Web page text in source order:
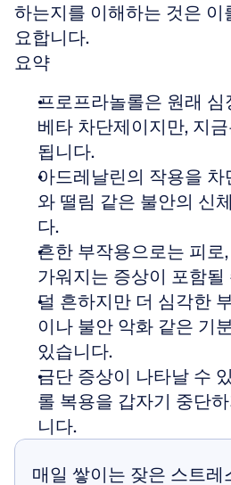
하는지를 이해하는 것은 이
요합니다.
요약
프로프라놀롤은 원래
베타 차단제이지만, 지
됩니다.
아드레날린의 작용을
와 떨림 같은 불안의 신
다.
흔한 부작용으로는 피로
가워지는 증상이 포함될
덜 흔하지만 더 심각한
이나 불안 악화 같은 기
있습니다.
금단 증상이 나타날 수
롤 복용을 갑자기 중단
니다.
매일 쌓이는 잦은 스트레